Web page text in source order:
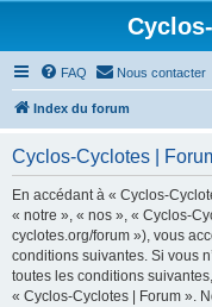
FAQ Nous contacter
Index du forum
Cyclos-Cyclotes |
En accédant à « Cyclos-
« notre », « nos », « Cyclos-
cyclotes.org/forum »), vous
conditions suivantes. Si vous
toutes les conditions
« Cyclos-Cyclotes | Forum ».